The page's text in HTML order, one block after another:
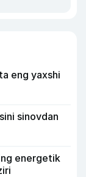
eng yaxshi
sinovdan
energetik